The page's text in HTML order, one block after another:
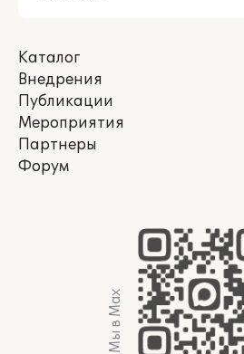
Каталог
Внедрения
Публикации
Мероприятия
Партнеры
Форум
Мы в Max